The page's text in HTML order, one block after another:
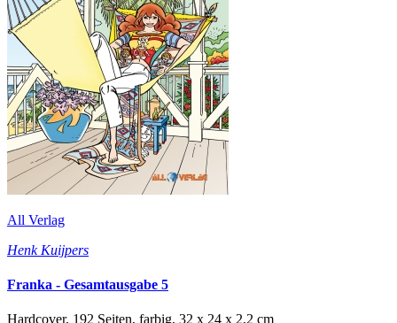
All Verlag
Henk Kuijpers
Franka - Gesamtausgabe 5
Hardcover, 192 Seiten, farbig, 32 x 24 x 2,2 cm